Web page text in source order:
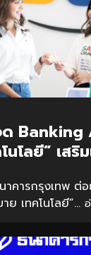
นโลยี” เสริ
าคารกรุงเทพ ต่
เทคโนโลยี”...